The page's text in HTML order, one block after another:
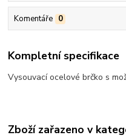
Komentáře 0
Kompletní specifikace
Vysouvací ocelové brčko s
Zboží zařazeno v